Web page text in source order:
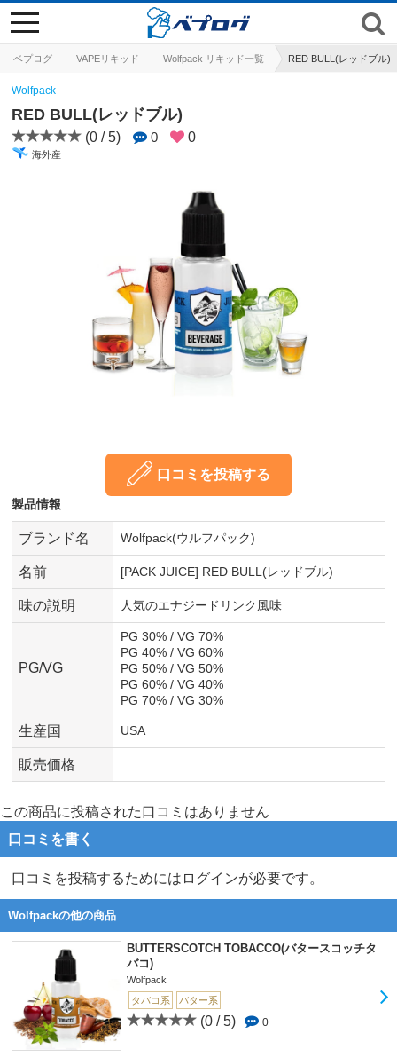
ベプログ VAPEリキッド Wolfpack リキッド一覧 RED BULL(レッドブル)
toggle
navigation
Wolfpack
RED BULL(レッドブル)
(0 / 5) 0 0
海外産
口コミを投稿する
製品情報
ブランド名 Wolfpack(ウルフパック)
名前 [PACK JUICE] RED BULL(レッドブル)
味の説明 人気のエナジードリンク風味
PG/VG
PG 30% / VG 70%
PG 40% / VG 60%
PG 50% / VG 50%
PG 60% / VG 40%
PG 70% / VG 30%
生産国 USA
販売価格
この商品に投稿された口コミはありません
口コミを書く
口コミを投稿するためにはログインが必要です。
Wolfpackの他の商品
BUTTERSCOTCH TOBACCO(バタースコッチタ
バコ)
Wolfpack
タバコ系
バター系
(0 / 5) 0